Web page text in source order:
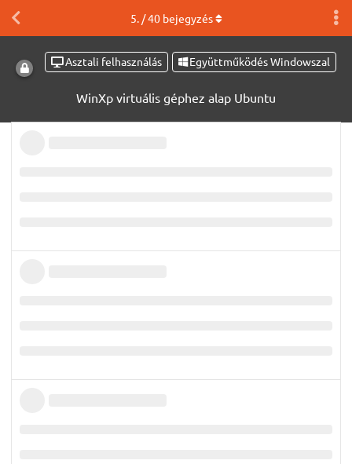
Asztali felhasználás Együttműködés Windowszal
WinXp virtuális géphez alap Ubuntu
5. /40bejegyzés